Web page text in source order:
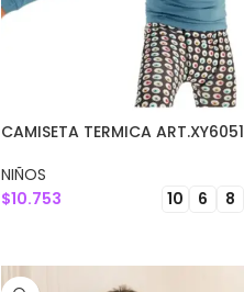
CAMISETA TERMICA ART.XY6051
NIÑOS
$10.753 10 6 8